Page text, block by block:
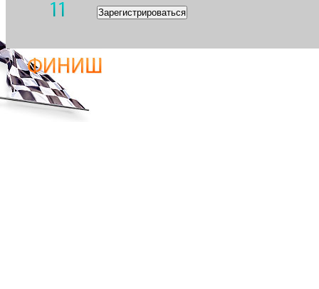
Зарегистрироваться